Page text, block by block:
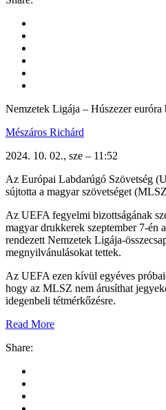
Nemzetek Ligája – Húszezer euróra
Mészáros Richárd
2024. 10. 02., sze – 11:52
Az Európai Labdarúgó Szövetség
sújtotta a magyar szövetséget
Az UEFA fegyelmi bizottságának
magyar drukkerek szeptember 7-én
rendezett Nemzetek Ligája-
megnyilvánulásokat tettek.
Az UEFA ezen kívül egyéves
hogy az MLSZ nem árusíthat
idegenbeli tétmérkőzésre.
Read More
Share: